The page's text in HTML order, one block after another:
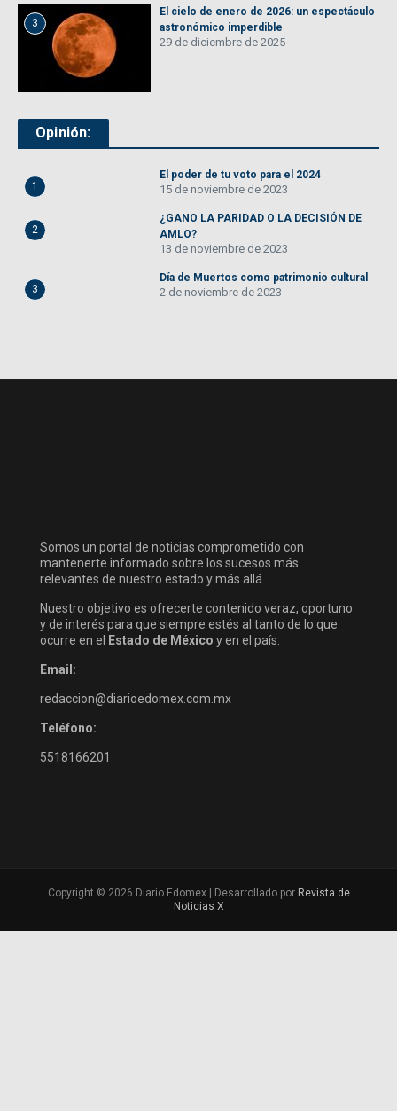
3
El cielo de enero de 2026: un espectáculo
astronómico imperdible
29 de diciembre de 2025
Opinión:
1
El poder de tu voto para el 2024
15 de noviembre de 2023
2
¿GANO LA PARIDAD O LA DECISIÓN DE
AMLO?
13 de noviembre de 2023
3
Día de Muertos como patrimonio cultural
2 de noviembre de 2023
Somos un portal de noticias comprometido con
mantenerte informado sobre los sucesos más
relevantes de nuestro estado y más allá.
Nuestro objetivo es ofrecerte contenido veraz, oportuno
y de interés para que siempre estés al tanto de lo que
ocurre en el
Estado de México y en el país.
Email:
redaccion@diarioedomex.com.mx
Teléfono:
5518166201
Copyright © 2026 Diario Edomex | Desarrollado por Revista de
Noticias X